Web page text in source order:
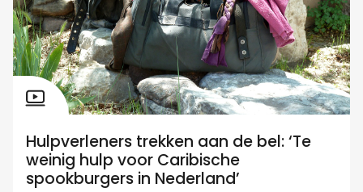
Hulpverleners trekken aan de bel: ‘Te
weinig hulp voor Caribische
spookburgers in Nederland’